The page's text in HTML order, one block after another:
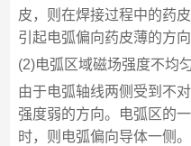
皮，则在焊接过程中的药
引起电弧偏向药皮薄的方向
(2)电弧区域磁场强度不均
由于电弧轴线两侧受到不
强度弱的方向。电弧区的
时，则电弧偏向导体一侧